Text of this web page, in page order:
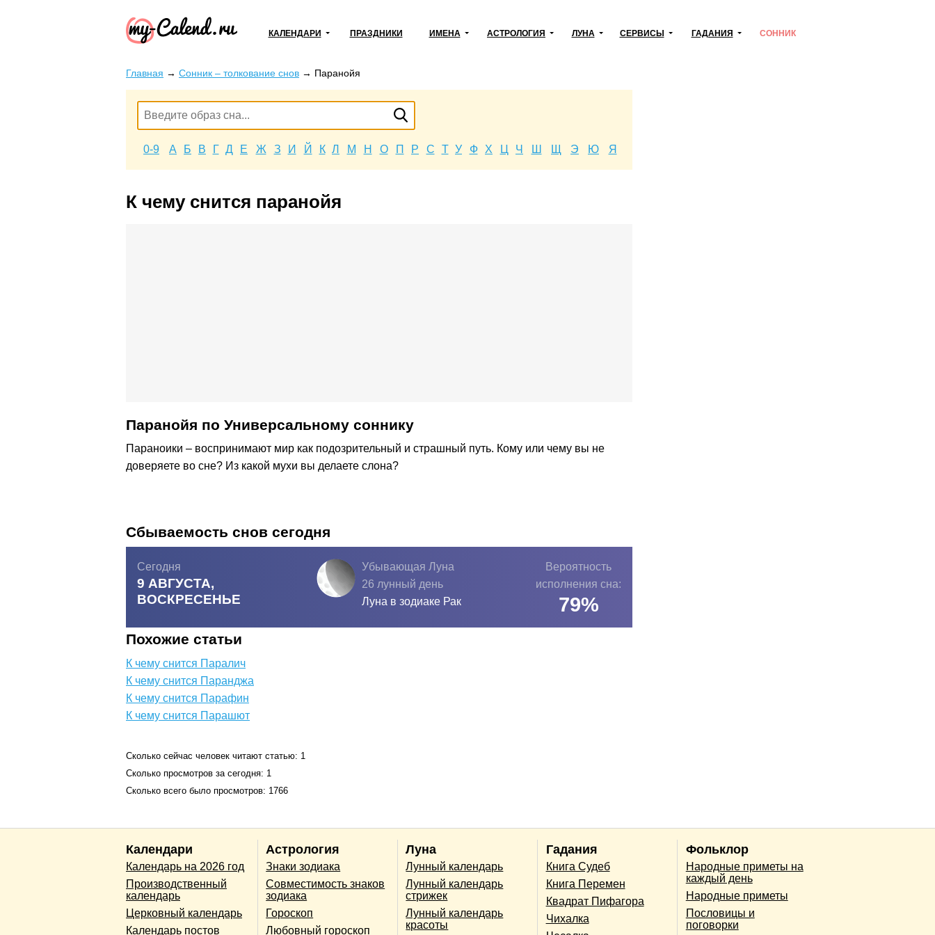
КАЛЕНДАРИ ПРАЗДНИКИ ИМЕНА АСТРОЛОГИЯ ЛУНА СЕРВИСЫ ГАДАНИЯ СОННИК
Главная → Сонник – толкование снов → Паранойя
0-9 А Б В Г Д Е Ж З И Й К Л М Н О П Р С Т У Ф Х Ц Ч Ш Щ Э Ю Я
К чему снится паранойя
Паранойя по Универсальному соннику
Параноики – воспринимают мир как подозрительный и страшный путь. Кому или чему вы не
доверяете во сне? Из какой мухи вы делаете слона?
Сбываемость снов сегодня
Сегодня
9 АВГУСТА,
ВОСКРЕСЕНЬЕ
Убывающая Луна
26 лунный день
Луна в зодиаке Рак
Вероятность
исполнения сна:
79%
Похожие статьи
К чему снится Паралич
К чему снится Паранджа
К чему снится Парафин
К чему снится Парашют
Сколько сейчас человек читают статью: 1
Сколько просмотров за сегодня: 1
Сколько всего было просмотров: 1766
Календари
Календарь на 2026 год
Производственный
календарь
Церковный календарь
Календарь постов
Астрология
Знаки зодиака
Совместимость знаков
зодиака
Гороскоп
Любовный гороскоп
Луна
Лунный календарь
Лунный календарь
стрижек
Лунный календарь
красоты
Гадания
Книга Судеб
Книга Перемен
Квадрат Пифагора
Чихалка
Фольклор
Народные приметы на
каждый день
Народные приметы
Пословицы и
поговорки